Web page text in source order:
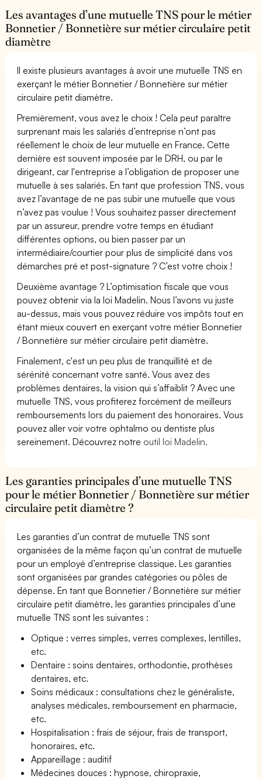
Les avantages d’une mutuelle TNS pour le métier
Bonnetier / Bonnetière sur métier circulaire petit
diamètre
Il existe plusieurs avantages à avoir une mutuelle TNS en
exerçant le métier Bonnetier / Bonnetière sur métier
circulaire petit diamètre.
Premièrement, vous avez le choix ! Cela peut paraître
surprenant mais les salariés d’entreprise n’ont pas
réellement le choix de leur mutuelle en France. Cette
dernière est souvent imposée par le DRH, ou par le
dirigeant, car l'entreprise a l’obligation de proposer une
mutuelle à ses salariés. En tant que profession TNS, vous
avez l’avantage de ne pas subir une mutuelle que vous
n’avez pas voulue ! Vous souhaitez passer directement
par un assureur, prendre votre temps en étudiant
différentes options, ou bien passer par un
intermédiaire/courtier pour plus de simplicité dans vos
démarches pré et post-signature ? C’est votre choix !
Deuxième avantage ? L’optimisation fiscale que vous
pouvez obtenir via la loi Madelin. Nous l’avons vu juste
au-dessus, mais vous pouvez réduire vos impôts tout en
étant mieux couvert en exerçant votre métier Bonnetier
/ Bonnetière sur métier circulaire petit diamètre.
Finalement, c'est un peu plus de tranquillité et de
sérénité concernant votre santé. Vous avez des
problèmes dentaires, la vision qui s’affaiblit ? Avec une
mutuelle TNS, vous profiterez forcément de meilleurs
remboursements lors du paiement des honoraires. Vous
pouvez aller voir votre ophtalmo ou dentiste plus
sereinement. Découvrez notre outil loi Madelin.
Les garanties principales d’une mutuelle TNS
pour le métier Bonnetier / Bonnetière sur métier
circulaire petit diamètre ?
Les garanties d’un contrat de mutuelle TNS sont
organisées de la même façon qu’un contrat de mutuelle
pour un employé d’entreprise classique. Les garanties
sont organisées par grandes catégories ou pôles de
dépense. En tant que Bonnetier / Bonnetière sur métier
circulaire petit diamètre, les garanties principales d’une
mutuelle TNS sont les suivantes :
Optique : verres simples, verres complexes, lentilles,
etc.
Dentaire : soins dentaires, orthodontie, prothèses
dentaires, etc.
Soins médicaux : consultations chez le généraliste,
analyses médicales, remboursement en pharmacie,
etc.
Hospitalisation : frais de séjour, frais de transport,
honoraires, etc.
Appareillage : auditif
Médecines douces : hypnose, chiropraxie,